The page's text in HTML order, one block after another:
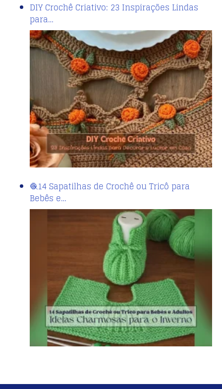
DIY Crochê Criativo: 23 Inspirações Lindas
para…
🧶14 Sapatilhas de Crochê ou Tricô para
Bebês e…